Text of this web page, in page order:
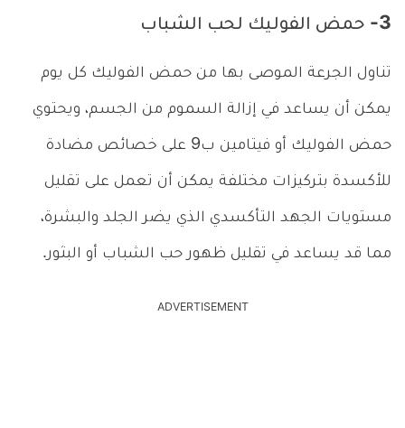
3- حمض الفوليك لحب الشباب
تناول الجرعة الموصى بها من حمض الفوليك كل يوم
يمكن أن يساعد في إزالة السموم من الجسم، ويحتوي
حمض الفوليك أو فيتامين ب9 على خصائص مضادة
للأكسدة بتركيزات مختلفة يمكن أن تعمل على تقليل
مستويات الجهد التأكسدي الذي يضر الجلد والبشرة،
مما قد يساعد في تقليل ظهور حب الشباب أو البثور.
ADVERTISEMENT